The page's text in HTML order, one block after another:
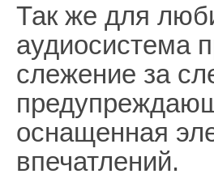
Так же для
аудиосистема
слежение за
оснащенная
впечатлений.